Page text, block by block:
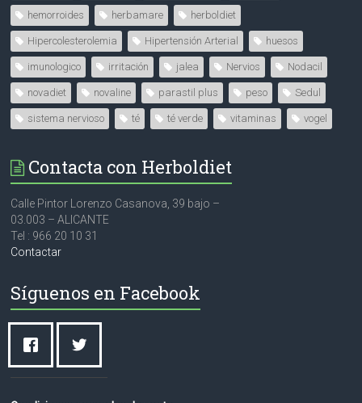
hemorroides herbamare herboldiet
Hipercolesterolemia Hipertensión Arterial huesos
imunologico irritación jalea Nervios Nodacil
novadiet novaline parastil plus peso Sedul
sistema nervioso té té verde vitaminas vogel
Contacta con Herboldiet
Calle Pintor Lorenzo Casanova, 39 bajo –
03.003 – ALICANTE
Tel : 966 20 10 31
Contactar
Síguenos en Facebook